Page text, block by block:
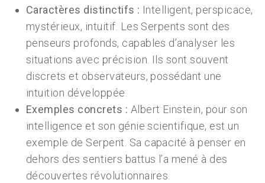
Caractères distinctifs : Intelligent, perspicace,
mystérieux, intuitif. Les Serpents sont des
penseurs profonds, capables d’analyser les
situations avec précision. Ils sont souvent
discrets et observateurs, possédant une
intuition développée.
Exemples concrets : Albert Einstein, pour son
intelligence et son génie scientifique, est un
exemple de Serpent. Sa capacité à penser en
dehors des sentiers battus l’a mené à des
découvertes révolutionnaires.